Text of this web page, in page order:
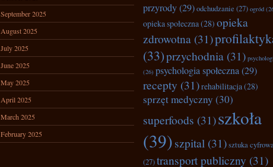
September 2025
August 2025
July 2025
June 2025
May 2025
April 2025
March 2025
February 2025
przyrody(29)odchudzanie (27) ogród
opieka społeczna(28) opieka
zdrowotna (31)
(33)przychodnia (31)
(26) psychologia społeczna(29)
recepty (31)rehabilitacja(28)
sprzęt medyczny (30)
superfoods (31)szkoła
(39)szpital (31)sztuka
(27)transport publiczny (31)